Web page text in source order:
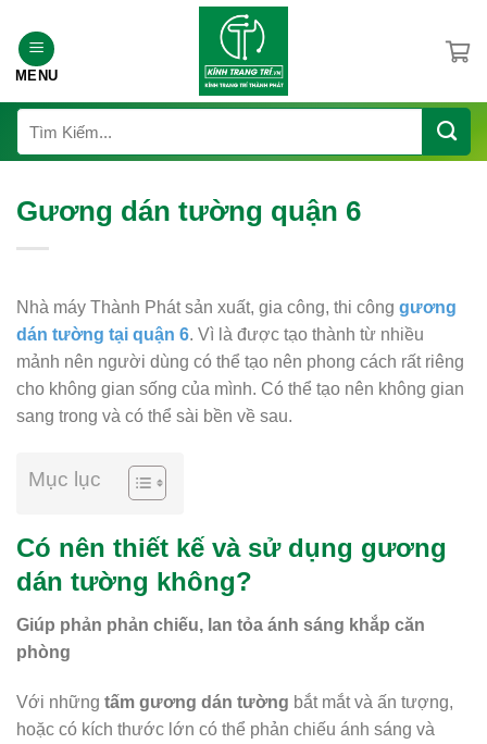
đến
nộiMENU
Tìm
kiếm:
Gương dán tường quận 6
Nhà máy Thành Phát sản xuất, gia công, thi công gương
dán tường tại quận 6. Vì là được tạo thành từ nhiều
mảnh nên người dùng có thể tạo nên phong cách rất riêng
cho không gian sống của mình. Có thể tạo nên không gian
sang trong và có thể sài bền về sau.
Mục lục
Có nên thiết kế và sử dụng gương
dán tường không?
Giúp phản phản chiếu, lan tỏa ánh sáng khắp căn
phòng
Với những tấm gương dán tường bắt mắt và ấn tượng,
hoặc có kích thước lớn có thể phản chiếu ánh sáng và